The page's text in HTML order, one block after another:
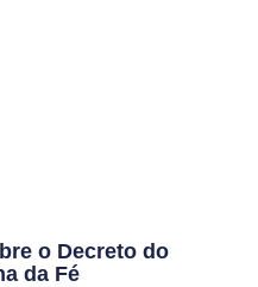
o Decreto do
da Fé